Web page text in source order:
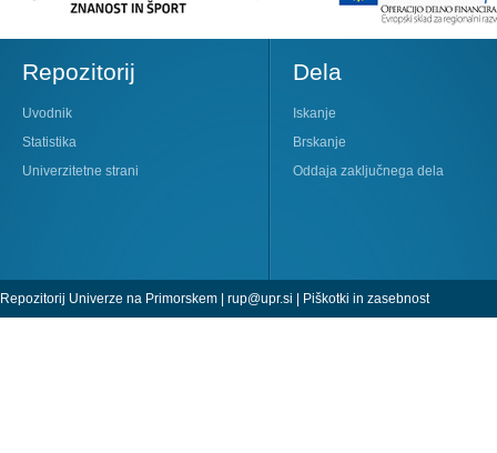
Repozitorij
Uvodnik
Statistika
Univerzitetne strani
Dela
Iskanje
Brskanje
Oddaja zaključnega dela
Repozitorij Univerze na Primorskem | rup@upr.si Piškotki in zasebnost